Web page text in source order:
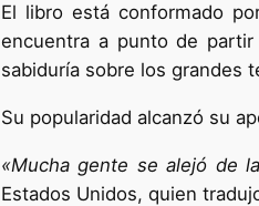
El libro está conformado
encuentra a punto de
sabiduría sobre los grandes
Su popularidad alcanzó su
«Mucha gente se alejó de
Estados Unidos, quien